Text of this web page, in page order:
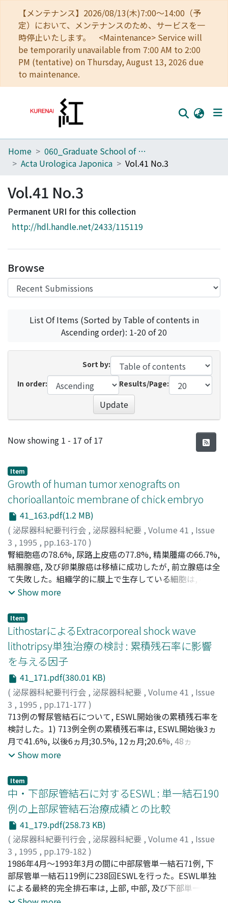
【メンテナンス】2026/08/13(木)7:00～14:00（予
定）において、メンテナンスのため、サービスを一
時停止いたします。 <Maintenance> Service will
be temporarily unavailable from 7:00 AM to 2:00
PM (tentative) on Thursday, August 13, 2026 due
to maintenance.
Home
Browse
Download Ranking
Access Statistics
Home
060_Graduate School of Medicine
Acta Urologica Japonica
Vol.41 No.3
Vol.41 No.3
Permanent URI for this collection
http://hdl.handle.net/2433/115119
Browse
List Of Items (Sorted by Table of contents in
Ascending order): 1-20 of 20
Sort by:
In order:
Results/Page:
Update
Recent Submissions
Now showing 1 - 17 of 17
Item
Growth of human tumor xenografts on
chorioallantoic membrane of chick embryo
41_163.pdf(1.2 MB)
( 泌尿器科紀要刊行会 , 泌尿器科紀要 , Volume 41 , Issue
3 , 1995 , pp.163-170 )
Okamura, Kikuo;Tsuji, Yoshikazu;Shimoji, Toshio;
Miyake, Koji;岡村, 菊夫;辻, 克和;下地, 敏雄 ;三宅, 弘治
腎細胞癌の78.6%, 尿路上皮癌の77.8%, 精巣腫瘍の66.7%,
結腸腺癌, 及び卵巣腺癌は移植に成功したが, 前立腺癌は全
て失敗した。組織学的に膜上で生存している細胞は, 構造
が良く保たれている類器官を形成していた。しかし, 癌巣
た。腎細胞癌は生存し, 瀰漫性に顕著に血管を形成してい
た。膜上の癌細胞の%BrdU(ブロモデオキシウリジン)標識
指数と元の腫瘍の%Ki-67指数との間には強い相関が認め
られた。癌巣の大小によっては%BrdU指数に差異がなか
った。接種後8日間成長状態は一定に留まっていた。生存
している癌巣の成長能力はインキュベーション中不変
Show more
Item
LithostarによるExtracorporeal shock wave
lithotripsy単独治療の検討 : 累積残石率に影響
を与える因子
41_171.pdf(380.01 KB)
( 泌尿器科紀要刊行会 , 泌尿器科紀要 , Volume 41 , Issue
3 , 1995 , pp.171-177 )
遠坂, 顕;吉田, 謙一郎;小林, 信幸;竹内, 信一;内島, 豊;斉
藤, 博;Tosaka, Akira;Yoshida, Ken-ichiro;Kobayashi,
Nobuyuki;Takeuchi, Shin-ichi;Uchijima, Yutaka
Saitoh, Hiroshi
713例の腎尿管結石について, ESWL開始後の累積残石率を
検討した。1) 713例全例の累積残石率は, ESWL開始後3ヵ
月で41.6%, 以後6ヵ月;30.5%, 12ヵ月;20.6%, 48ヵ
月;10.3%で, 治療開始後最初の1年で約80%が完全排石し,
いほど高い累積残石率を示した。3)長径2cm以下の結石で
は, 腎結石は尿管結石より高い累積残石率を示した。4)長
径1～2cmの腎結石では, 対象結石が複数の場合は単数の場
合より高い累積残石率を示した
Show more
Item
中・下部尿管結石に対するESWL : 単一結石190
例の上部尿管結石治療成績との比較
41_179.pdf(258.73 KB)
( 泌尿器科紀要刊行会 , 泌尿器科紀要 , Volume 41 , Issue
3 , 1995 , pp.179-182 )
稲葉, 洋子;岡本, 雅之;原田, 益善;Inaba, Yoko;Okamoto,
Masayuki;Harada, Masuyoshi
1986年4月～1993年3月の間に中部尿管単一結石71例, 下
部尿管単一結石119例に238回ESWLを行った。ESWL単独
による最終的完全排石率は, 上部, 中部, 及び下部単一結石
症例に於いてそれぞれ91.9%, 86.2%, 及び85.2%であった